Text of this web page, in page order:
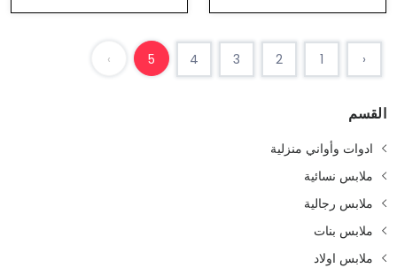
‹
1
2
3
4
5
›
القسم
ادوات وأواني منزلية
ملابس نسائية
ملابس رجالية
ملابس بنات
ملابس اولاد